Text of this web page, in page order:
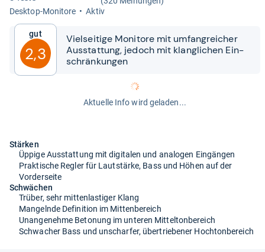
Desktop-​Moni­tore
Aktiv
Gut
2,3
Viel­sei­tige Moni­tore mit umfang­rei­cher
Aus­stat­tung, jedoch mit klang­li­chen Ein­
schrän­kun­gen
Aktuelle Info wird geladen...
Stärken
Üppige Ausstattung mit digitalen und analogen Eingängen
Praktische Regler für Lautstärke, Bass und Höhen auf der
Vorderseite
Schwächen
Trüber, sehr mittenlastiger Klang
Mangelnde Definition im Mittenbereich
Unangenehme Betonung im unteren Mitteltonbereich
Schwacher Bass und unscharfer, übertriebener Hochtonbereich